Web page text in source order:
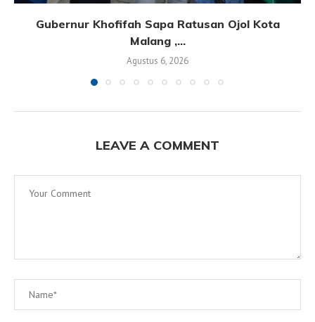
Gubernur Khofifah Sapa Ratusan Ojol Kota
Malang ,...
Agustus 6, 2026
LEAVE A COMMENT